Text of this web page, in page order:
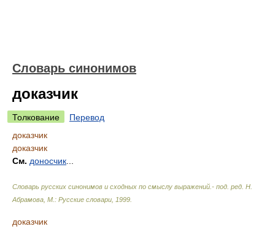
Словарь синонимов
доказчик
Толкование
Перевод
доказчик
доказчик
См. доносчик
Словарь русских синонимов и сходных по смыслу выражений.- под. ред. Н.
Абрамова, М.: Русские словари 1999
доказчик